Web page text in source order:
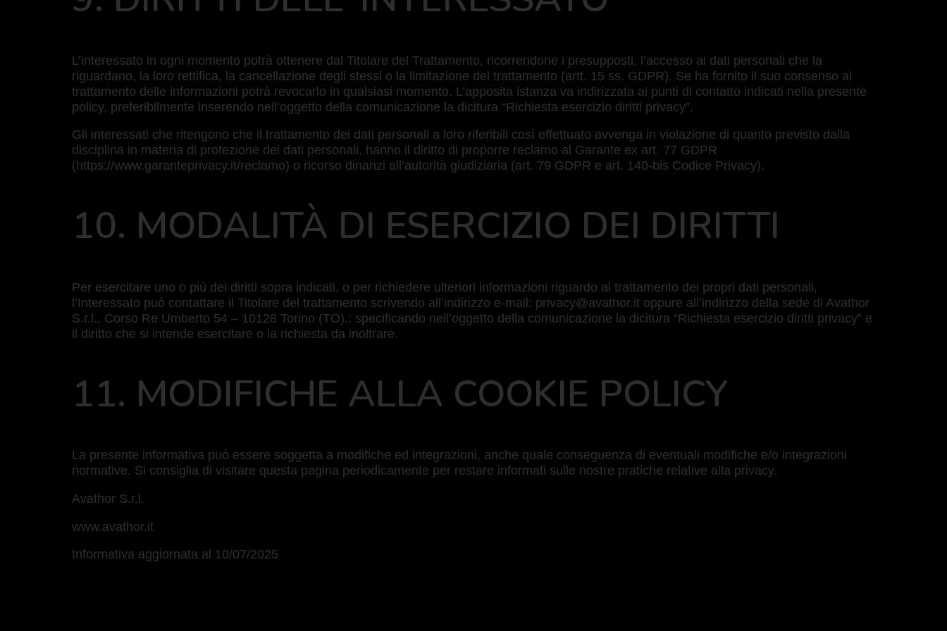
L’interessato in ogni momento potrà ottenere dal Titolare del Trattamento, ricorrendone i presupposti, l’accesso ai dati personali che la
riguardano, la loro rettifica, la cancellazione degli stessi o la limitazione del trattamento (artt. 15 ss. GDPR). Se ha fornito il suo consenso al
trattamento delle informazioni potrà revocarlo in qualsiasi momento. L’apposita istanza va indirizzata ai punti di contatto indicati nella presente
policy, preferibilmente inserendo nell’oggetto della comunicazione la dicitura “Richiesta esercizio diritti privacy”.
Gli interessati che ritengono che il trattamento dei dati personali a loro riferibili così effettuato avvenga in violazione di quanto previsto dalla
disciplina in materia di protezione dei dati personali, hanno il diritto di proporre reclamo al Garante ex art. 77 GDPR
(https://www.garanteprivacy.it/reclamo) o ricorso dinanzi all’autorità giudiziaria (art. 79 GDPR e art. 140-bis Codice Privacy).
10. MODALITÀ DI ESERCIZIO DEI DIRITTI
Per esercitare uno o più dei diritti sopra indicati, o per richiedere ulteriori informazioni riguardo al trattamento dei propri dati personali,
l’Interessato può contattare il Titolare del trattamento scrivendo all’indirizzo e-mail: privacy@avathor.it oppure all’indirizzo della sede di Avathor
S.r.l., Corso Re Umberto 54 – 10128 Torino (TO).; specificando nell’oggetto della comunicazione la dicitura “Richiesta esercizio diritti privacy” e
il diritto che si intende esercitare o la richiesta da inoltrare.
11. MODIFICHE ALLA COOKIE POLICY
La presente informativa può essere soggetta a modifiche ed integrazioni, anche quale conseguenza di eventuali modifiche e/o integrazioni
normative. Si consiglia di visitare questa pagina periodicamente per restare informati sulle nostre pratiche relative alla privacy.
Avathor S.r.l.
www.avathor.it
Informativa aggiornata al 10/07/2025